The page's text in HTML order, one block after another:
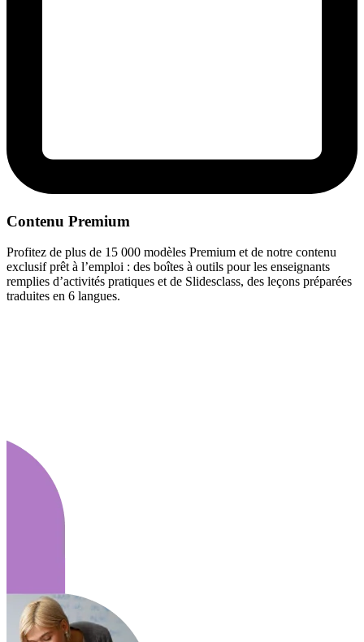
Contenu Premium
Profitez de plus de 15 000 modèles Premium et de notre contenu
exclusif prêt à l’emploi : des boîtes à outils pour les enseignants
remplies d’activités pratiques et de Slidesclass, des leçons préparées
traduites en 6 langues.